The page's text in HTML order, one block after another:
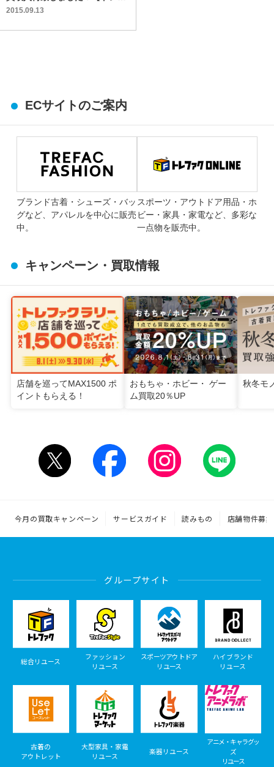
ァク稲城若葉台店】
2015.09.13
ECサイトのご案内
ブランド古着・シューズ・バッ
グなど、アパレルを中心に販売
中。
スポーツ・アウトドア用品・ホ
ビー・家具・家電など、多彩な
一点物を販売中。
キャンペーン・買取情報
店舗を巡ってMAX1500 ポ
イントもらえる！
おもちゃ・ホビー・ ゲー
ム買取20％UP
秋冬モ
今月の買取キャンペーン サービスガイド 読みもの 店舗物件募集
グループサイト
総合リユース
ファッション
リユース
スポーツアウトドア
リユース
ハイブランド
リユース
古着の
アウトレット
大型家具・家電
リユース
楽器リユース
アニメ・キャラグッ
ズ
リユース